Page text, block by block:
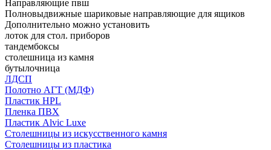
Направляющие пвш
Полновыдвижные шариковые направляющие для ящиков
Дополнительно можно установить
лоток для стол. приборов
тандембоксы
столешница из камня
бутылочница
ЛДСП
Полотно АГТ (МДФ)
Пластик HPL
Пленка ПВХ
Пластик Alvic Luxe
Столешницы из искусственного камня
Столешницы из пластика